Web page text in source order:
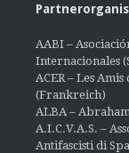
AABI –
Internacionales
ACER – Les
(Frankreich)
ALBA –
A.I.C.V.A.S. –
Antifascisti di